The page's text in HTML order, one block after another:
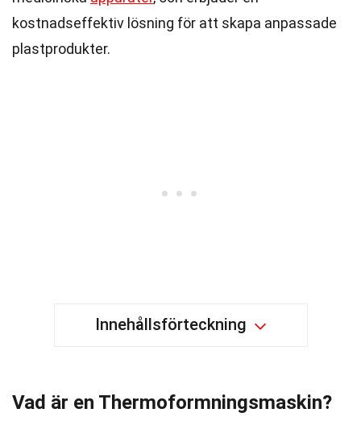
kostnadseffektiv lösning för att skapa anpassade
plastprodukter.
Innehållsförteckning
Vad är en Thermoformningsmaskin?